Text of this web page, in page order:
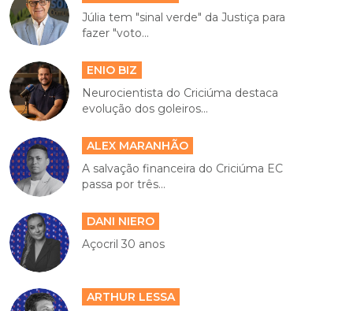
Júlia tem "sinal verde" da Justiça para
fazer "voto...
ENIO BIZ
Neurocientista do Criciúma destaca
evolução dos goleiros...
ALEX MARANHÃO
A salvação financeira do Criciúma EC
passa por três...
DANI NIERO
Açocril 30 anos
ARTHUR LESSA